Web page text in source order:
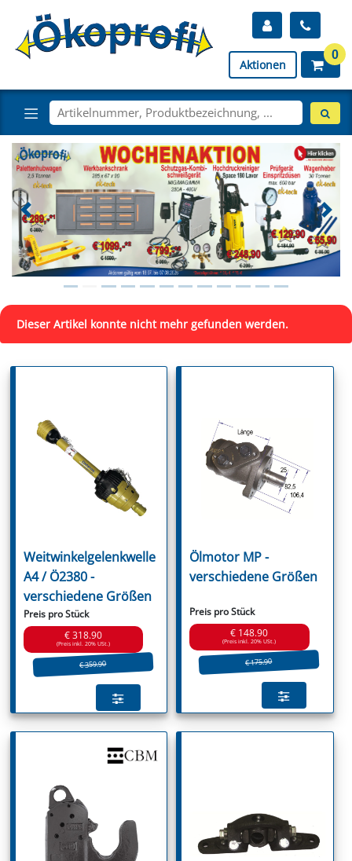
Aktionen
0
Dieser Artikel konnte nicht mehr gefunden werden.
Weitwinkelgelenkwelle
A4 / Ö2380 -
verschiedene Größen
Preis pro Stück
€ 318.90
(Preis inkl. 20% USt.)
€ 359.90
Ölmotor MP -
verschiedene Größen
Preis pro Stück
€ 148.90
(Preis inkl. 20% USt.)
€ 175.90